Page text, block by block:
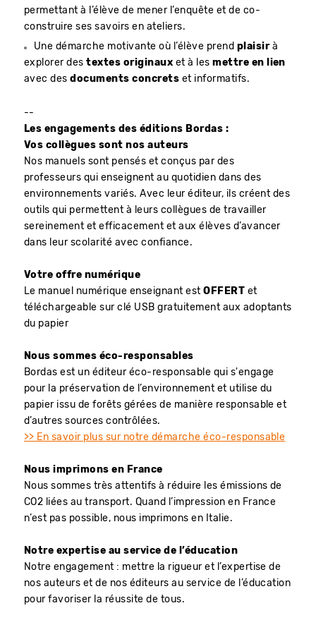
permettant à l’élève de mener l’enquête et de co-
construire ses savoirs en ateliers.
Une démarche motivante où l’élève prend plaisir à
explorer destextes originaux et à lesmettre en lien
avec desdocuments concrets et informatifs.
--
Les engagements des éditions Bordas :
Vos collègues sont nos auteurs
Nos manuels sont pensés et conçus par des
professeurs qui enseignent au quotidien dans des
environnements variés. Avec leur éditeur, ils créent des
outils qui permettent à leurs collègues de travailler
sereinement et efficacement et aux élèves d’avancer
dans leur scolarité avec confiance.
Votre offre numérique
Le manuel numérique enseignant estOFFERT et
téléchargeable sur clé USB gratuitement aux adoptants
du papier
Nous sommes éco-responsables
Bordas est un éditeur éco-responsable qui s'engage
pour la préservation de l’environnement et utilise du
papier issu de forêts gérées de manière responsable et
d’autres sources contrôlées.
>> En savoir plus sur notre démarche éco-responsable
Nous imprimons en France
Nous sommes très attentifs à réduire les émissions de
CO2 liées au transport. Quand l’impression en France
n’est pas possible, nous imprimons en Italie.
Notre expertise au service de l’éducation
Notre engagement : mettre la rigueur et l’expertise de
nos auteurs et de nos éditeurs au service de l’éducation
pour favoriser la réussite de tous.